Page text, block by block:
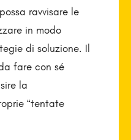
ravvisare le
in modo
di soluzione. Il
fare con sé
la
“tentate